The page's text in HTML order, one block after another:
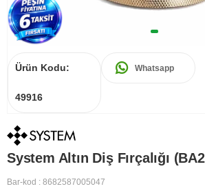
Ürün Kodu:
49916
Whatsapp
System Altın Diş Fırçalığı
Bar-kod : 8682587005047